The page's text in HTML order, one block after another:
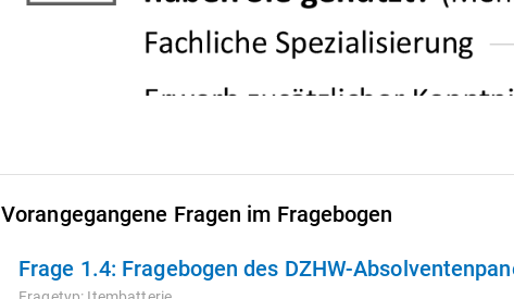
Vorangegangene Fragen im Fragebogen
Frage 1.4: Fragebogen des DZHW-